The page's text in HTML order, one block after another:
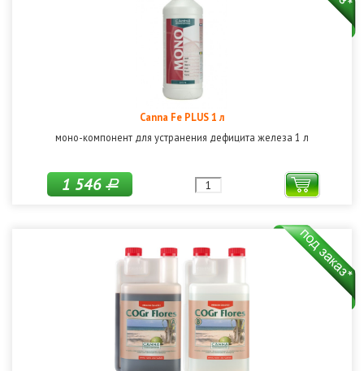
Canna Fe PLUS 1 л
моно-компонент для устранения дефицита железа 1 л
1 546Р